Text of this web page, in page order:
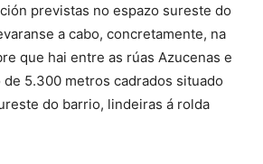
previstas no espazo sureste do
a cabo, concretamente, na
que hai entre as rúas Azucenas e
de 5.300 metros cadrados situado
do barrio, lindeiras á rolda